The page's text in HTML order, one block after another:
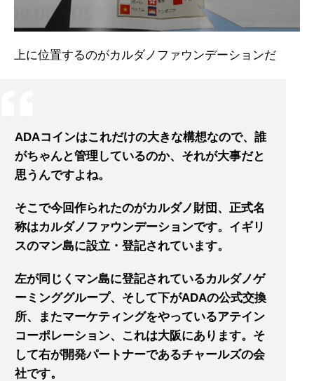
上に位置するのがカルダノファウンデーションだ
ADAコインはこれだけの大きな構想なので、誰
がちゃんと管理しているのか、それが大事だと
思うんですよね。
そこで今回作られたのがカルダノ財団、正式名
称はカルダノファウンデーションです。イギリ
スのマン島に設立・登記されています。
左が同じくマン島に登記されているカルダノゲ
ーミンググループ、そして下がADAの公式交換
所、またマーケティングをやっているアテイン
コーポレーション、これは大阪にあります。そ
して右が開発パートナーであるチャールズの会
社です。